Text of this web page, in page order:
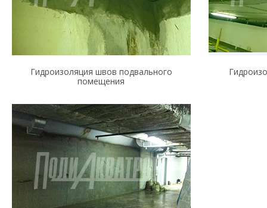
Гидроизоляция швов подвального
помещения